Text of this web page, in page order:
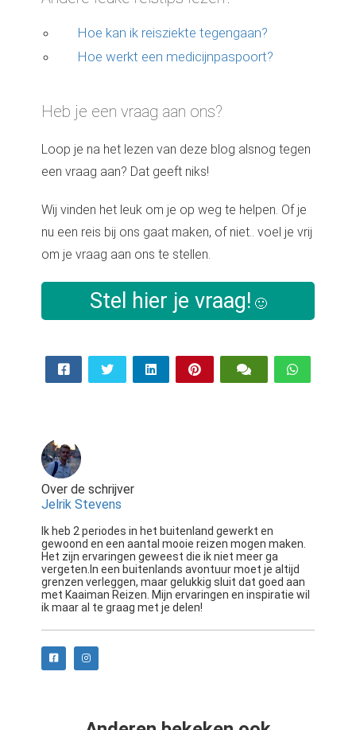
Hoe kan ik reisziekte tegengaan?
Hoe werkt een medicijnpaspoort?
Heb je een vraag aan ons?
Loop je na het lezen van deze blog alsnog tegen
een vraag aan? Dat geeft niks!
Wij vinden het leuk om je op weg te helpen. Of je
nu een reis bij ons gaat maken, of niet.. voel je vrij
om je vraag aan ons te stellen.
Stel hier je vraag! 🙂
Over de schrijver
Jelrik Stevens
Ik heb 2 periodes in het buitenland gewerkt en
gewoond en een aantal mooie reizen mogen maken.
Het zijn ervaringen geweest die ik niet meer ga
vergeten.In een buitenlands avontuur moet je altijd
grenzen verleggen, maar gelukkig sluit dat goed aan
met Kaaiman Reizen. Mijn ervaringen en inspiratie wil
ik maar al te graag met je delen!